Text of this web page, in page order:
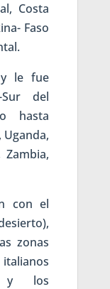
Costa
Faso
y le fue
del
hasta
Zambia,
con el
zonas
y los